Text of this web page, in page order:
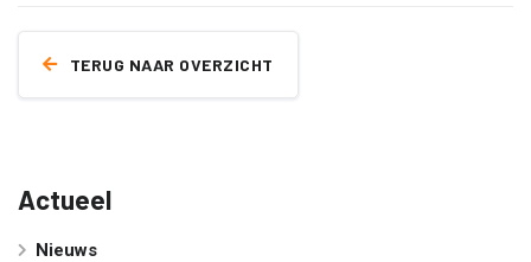
TERUG NAAR OVERZICHT
Actueel
Nieuws